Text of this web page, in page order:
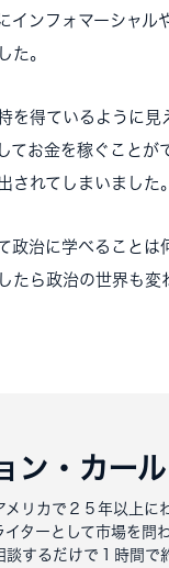
インフォマーシャ
た。
を得ているように見
てお金を稼ぐことが
されてしまいました
政治に学べることは
たら政治の世界も変
ン・カー
メリカで２５年以上に
イターとして市場を問
談するだけで１時間で